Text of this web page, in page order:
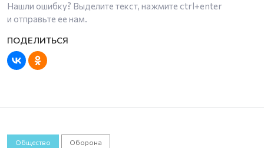
Нашли ошибку? Выделите текст, нажмите ctrl+enter
и отправьте ее нам.
Общество Оборона